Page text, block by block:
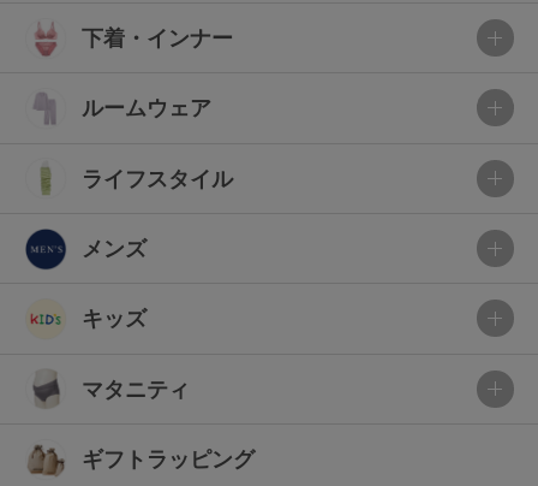
下着・インナー
ルームウェア
ライフスタイル
メンズ
キッズ
マタニティ
ギフトラッピング